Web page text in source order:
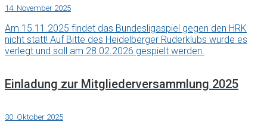
14. November 2025
Am 15.11.2025 findet das Bundesligaspiel gegen den HRK
nicht statt! Auf Bitte des Heidelberger Ruderklubs wurde es
verlegt und soll am 28.02.2026 gespielt werden.
Einladung zur Mitgliederversammlung 2025
30. Oktober 2025